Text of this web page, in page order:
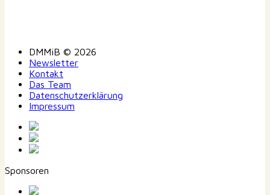
DMMiB © 2026
Newsletter
Kontakt
Das Team
Datenschutzerklärung
Impressum
Sponsoren